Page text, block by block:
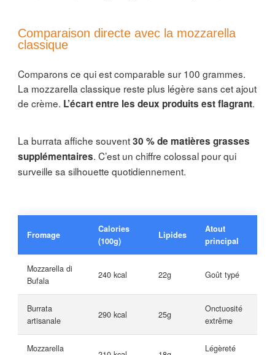
Comparaison directe avec la mozzarella
classique
Comparons ce qui est comparable sur 100 grammes.
La mozzarella classique reste plus légère sans cet ajout
de crème. L’écart entre les deux produits est flagrant.
La burrata affiche souvent30 % de matières grasses
supplémentaires. C’est un chiffre colossal pour qui
surveille sa silhouette quotidiennement.
Fromage
Calories
(100g)
Lipides
Atout
principal
Mozzarella di
Bufala
240 kcal 22g Goût typé
Burrata
artisanale
290 kcal 25g
Onctuosité
extrême
Mozzarella Légèreté